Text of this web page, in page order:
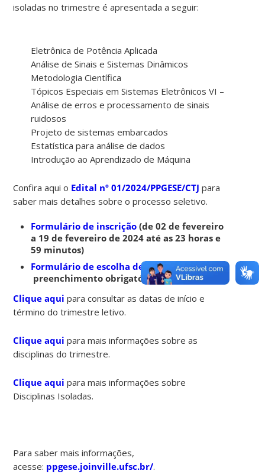
isoladas no trimestre é apresentada a seguir:
Eletrônica de Potência Aplicada
Análise de Sinais e Sistemas Dinâmicos
Metodologia Científica
Tópicos Especiais em Sistemas Eletrônicos VI –
Análise de erros e processamento de sinais
ruidosos
Projeto de sistemas embarcados
Estatística para análise de dados
Introdução ao Aprendizado de Máquina
Confira aqui o Edital nº 01/2024/PPGESE/CTJ para
saber mais detalhes sobre o processo seletivo.
Formulário de inscrição (de 02 de fevereiro
a 19 de fevereiro de 2024 até as 23 horas e
59 minutos)
Formulário de escolha de disciplina(s)–
preenchimento obrigatório até 19/02/2024
Clique aqui para consultar as datas de início e
término do trimestre letivo.
Clique aqui para mais informações sobre as
disciplinas do trimestre.
Clique aqui para mais informações sobre
Disciplinas Isoladas.
Para saber mais informações,
acesse: ppgese.joinville.ufsc.br/.